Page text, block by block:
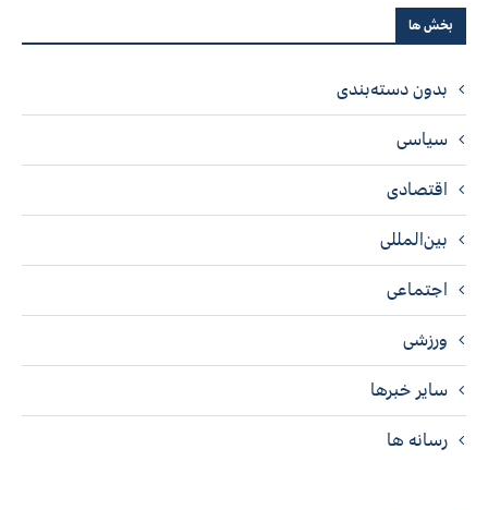
بخش ها
بدون دسته‌بندی
سیاسی
اقتصادی
بین‌المللی
اجتماعی
ورزشی
سایر خبرها
رسانه ها